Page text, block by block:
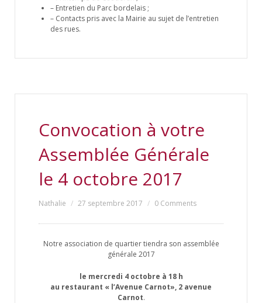
– Entretien du Parc bordelais ;
– Contacts pris avec la Mairie au sujet de l’entretien
des rues.
Convocation à votre
Assemblée Générale
le 4 octobre 2017
Nathalie 27 septembre 2017 0 Comments
Notre association de quartier tiendra son assemblée
générale 2017
le mercredi 4 octobre à 18 h
au restaurant « l’Avenue Carnot», 2 avenue
Carnot.